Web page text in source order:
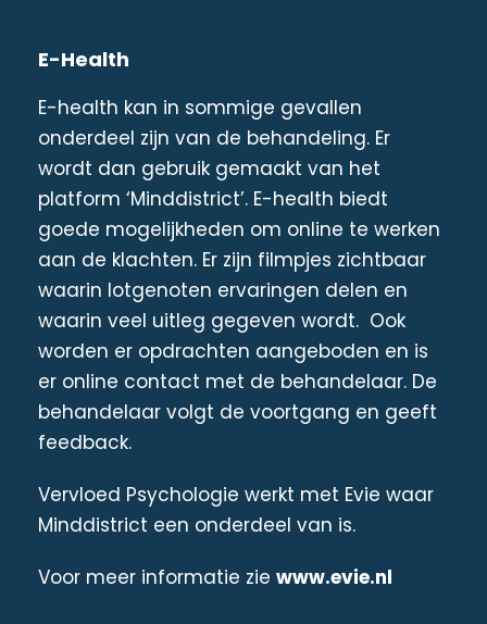
E-Health
E-health kan in sommige gevallen
onderdeel zijn van de behandeling. Er
wordt dan gebruik gemaakt van het
platform ‘Minddistrict’. E-health biedt
goede mogelijkheden om online te werken
aan de klachten. Er zijn filmpjes zichtbaar
waarin lotgenoten ervaringen delen en
waarin veel uitleg gegeven wordt. Ook
worden er opdrachten aangeboden en is
er online contact met de behandelaar. De
behandelaar volgt de voortgang en geeft
feedback.
Vervloed Psychologie werkt met Evie waar
Minddistrict een onderdeel van is.
Voor meer informatie zie www.evie.nl